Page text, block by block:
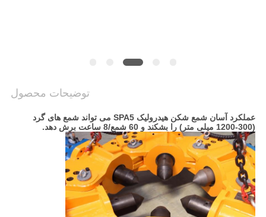
توضیحات محصول
عملکرد آسان شمع شکن هیدرولیک SPA5 می تواند شمع های گرد
(300-1200 میلی متر) را بشکند و 60 شمع/8 ساعت برش دهد.